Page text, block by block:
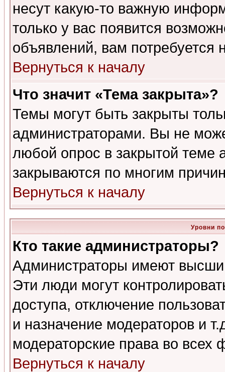
несут какую-то важную
только у вас появится
объявлений, вам потребуется
Вернуться к началу
Что значит «Тема закрыта»?
Темы могут быть закрыты
администраторами. Вы не
любой опрос в закрытой теме
закрываются по многим
Вернуться к началу
Уровни
Кто такие администраторы?
Администраторы имеют
Эти люди могут
доступа, отключение
и назначение модераторов и
модераторские права во всех
Вернуться к началу